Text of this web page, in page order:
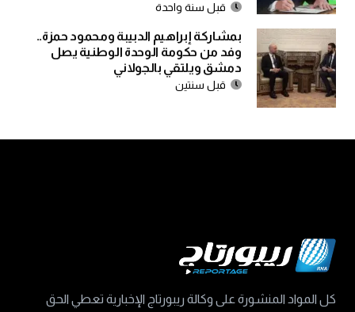
قبل سنة واحدة
بمشاركة إبراهيم الدبيبة ومحمود حمزة..
وفد من حكومة الوحدة الوطنية يصل
دمشق ويلتقي بالجولاني
قبل سنتين
كل المواد المنشورة على وكالة ريبورتاج الإخبارية تعطي الحق